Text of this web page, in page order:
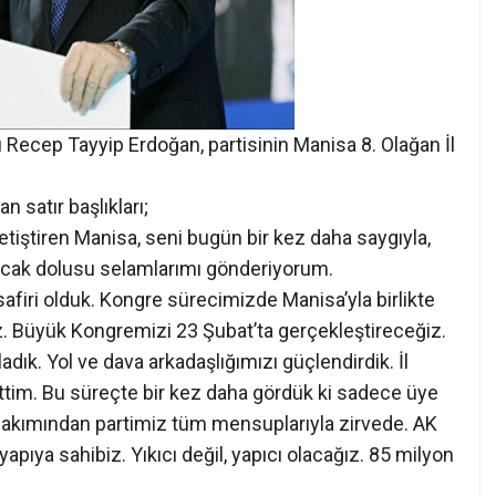
Tayyip Erdoğan, partisinin Manisa 8. Olağan İl
satır başlıkları;
Manisa, seni bugün bir kez daha saygıyla,
dolusu selamlarımı gönderiyorum.
olduk. Kongre sürecimizde Manisa’yla birlikte
Kongremizi 23 Şubat’ta gerçekleştireceğiz.
Yol ve dava arkadaşlığımızı güçlendirdik. İl
Bu süreçte bir kez daha gördük ki sadece üye
partimiz tüm mensuplarıyla zirvede. AK
sahibiz. Yıkıcı değil, yapıcı olacağız. 85 milyon